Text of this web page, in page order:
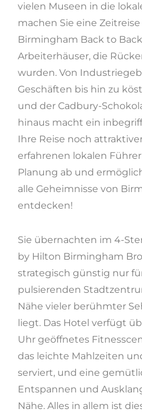
vielen Museen in die
machen Sie eine
Birmingham Back to
Arbeiterhäuser, die
wurden. Von
Geschäften bis hin zu
und der Cadbury-
hinaus macht ein
Ihre Reise noch
erfahrenen lokalen
Planung ab und
alle Geheimnisse von
entdecken!
Sie übernachten im 4-
by Hilton Birmingham
strategisch günstig nur
pulsierenden
Nähe vieler berühmter
liegt. Das Hotel verfügt
Uhr geöffnetes
das leichte Mahlzeiten
serviert, und eine
Entspannen und
Nähe. Alles in allem ist